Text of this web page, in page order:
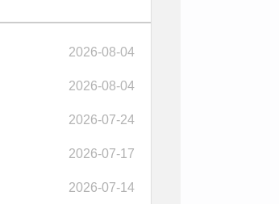
2026-08-04
2026-08-04
2026-07-24
2026-07-17
2026-07-14